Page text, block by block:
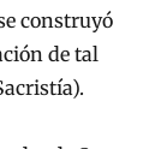
construyó
de tal